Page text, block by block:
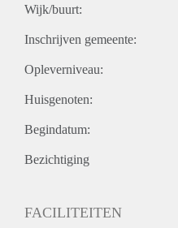
Wijk/buurt:
Inschrijven gemeente:
Opleverniveau:
Huisgenoten:
Begindatum:
Bezichtiging
FACILITEITEN